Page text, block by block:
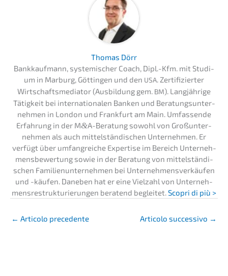
Thomas Dörr
Bankkauf­mann, syste­mi­scher Coach, Dipl.-Kfm. mit Studi­
um in Marburg, Göttin­gen und den USA. Zerti­fi­zier­ter
Wirtschafts­me­dia­tor (Ausbil­dung gem. BM). Langjäh­ri­ge
Tätig­keit bei inter­na­tio­na­len Banken und Beratungs­un­ter­
neh­men in London und Frank­furt am Main. Umfas­sen­de
Erfah­rung in der M&A-Beratung sowohl von Großun­ter­
neh­men als auch mittel­stän­di­schen Unter­neh­men. Er
verfügt über umfang­rei­che Exper­ti­se im Bereich Unter­neh­
mens­be­wer­tung sowie in der Beratung von mittel­stän­di­
schen Famili­en­un­ter­neh­men bei Unter­neh­mens­ver­käu­fen
und -käufen. Daneben hat er eine Vielzahl von Unter­neh­
mens­re­struk­tu­rie­run­gen beratend beglei­tet.Scopri di più >
← Artico­lo precedente Artico­lo succes­si­vo →